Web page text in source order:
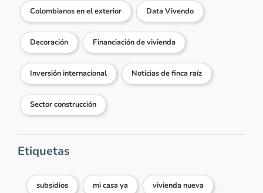
Colombianos en el exterior Data Vivendo
Decoración Financiación de vivienda
Inversión internacional Noticias de finca raíz
Sector construcción
Etiquetas
subsidios mi casa ya vivienda nueva